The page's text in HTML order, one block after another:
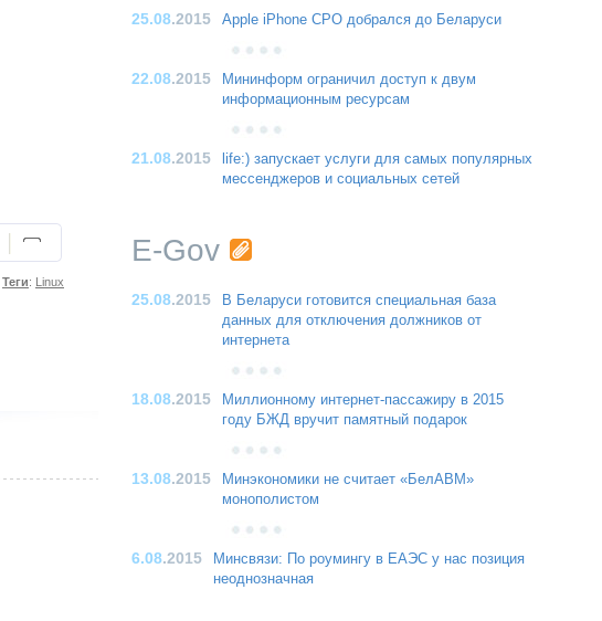
Теги: Linux
25.08.2015 Apple iPhone CPO добрался до Беларуси
22.08.2015
Мининформ ограничил доступ к двум
информационным ресурсам
21.08.2015
life:) запускает услуги для самых популярных
мессенджеров и социальных сетей
E-Gov
25.08.2015
В Беларуси готовится специальная база
данных для отключения должников от
интернета
18.08.2015
Миллионному интернет-пассажиру в 2015
году БЖД вручит памятный подарок
13.08.2015
Минэкономики не считает «БелАВМ»
монополистом
6.08.2015
Минсвязи: По роумингу в ЕАЭС у нас позиция
неоднозначная